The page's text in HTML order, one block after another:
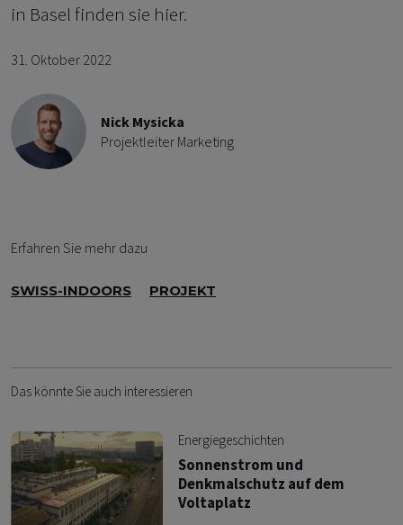
in Basel finden sie hier.
31. Oktober 2022
Nick Mysicka
Projektleiter Marketing
Erfahren Sie mehr dazu
SWISS-INDOORS PROJEKT
Das könnte Sie auch interessieren
Energiegeschichten
Sonnenstrom und
Denkmalschutz auf dem
Voltaplatz